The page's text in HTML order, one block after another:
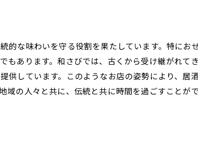
の文化
風味
な一品
な味わいを守る役割を果たしています。特にお
あります。和さびでは、古くから受け継がれて
しています。このようなお店の姿勢により、居
の人々と共に、伝統と共に時間を過ごすことが